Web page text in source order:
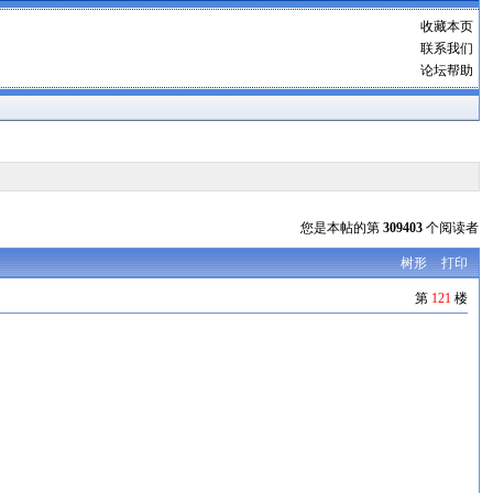
收藏本页
联系我们
论坛帮助
您是本帖的第 309403个阅读者
树形 打印
第 121楼